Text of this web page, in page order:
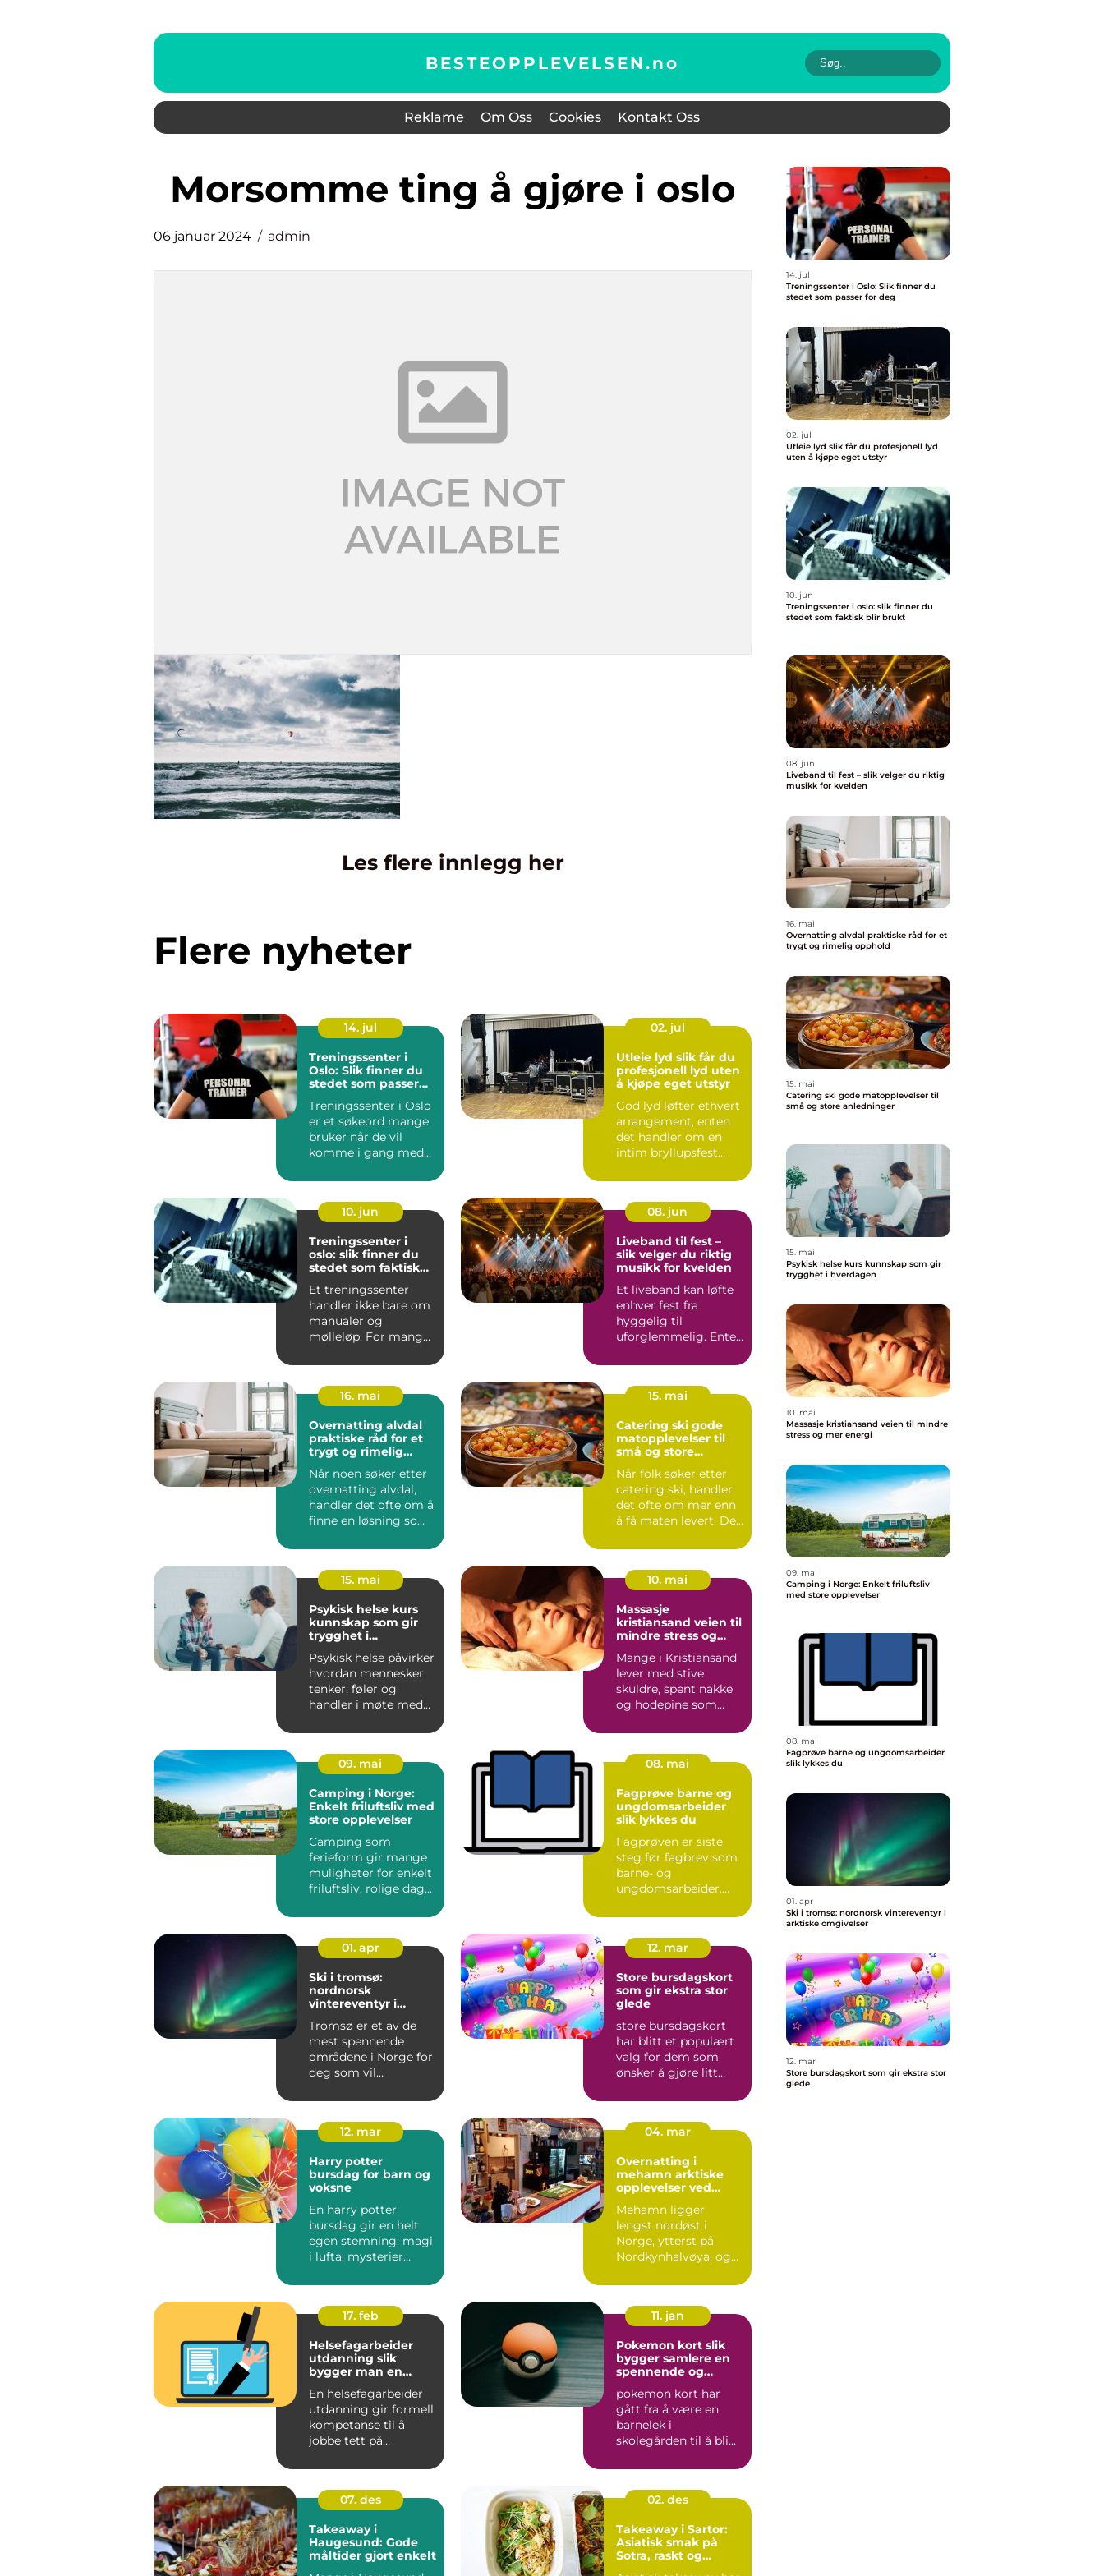
BESTEOPPLEVELSEN.no
Reklame Om Oss Cookies Kontakt Oss
morsomme ting å gjøre i oslo
06 januar 2024 admin
Les flere innlegg her
Flere nyheter
14. jul
Treningssenter i
Oslo: Slik finner du
stedet som passer
Treningssenter i Oslo
er et søkeord mange
bruker når de vil
komme i gang med
02. jul
Utleie lyd slik får du
profesjonell lyd uten
å kjøpe eget utstyr
God lyd løfter ethvert
arrangement, enten
det handler om en
intim bryllupsfest
10. jun
Treningssenter i
oslo: slik finner du
stedet som faktisk
Et treningssenter
handler ikke bare om
manualer og
mølleløp. For mange i
fast ho...
08. jun
Liveband til fest –
slik velger du riktig
musikk for kvelden
Et liveband kan løfte
enhver fest fra
hyggelig til
uforglemmelig. Enten
bry...
16. mai
Overnatting alvdal
praktiske råd for et
trygt og rimelig
Når noen søker etter
overnatting alvdal,
handler det ofte om å
finne en løsning som
15. mai
Catering ski gode
matopplevelser til
små og store
Når folk søker etter
catering ski, handler
det ofte om mer enn
å få maten levert. De
15. mai
Psykisk helse kurs
kunnskap som gir
trygghet i
Psykisk helse påvirker
hvordan mennesker
tenker, føler og
handler i møte med
un...
10. mai
Massasje
kristiansand veien til
mindre stress og
Mange i Kristiansand
lever med stive
skuldre, spent nakke
og hodepine som
igjen. Lan...
09. mai
Camping i Norge:
Enkelt friluftsliv med
store opplevelser
Camping som
ferieform gir mange
muligheter for enkelt
friluftsliv, rolige dager
08. mai
Fagprøve barne og
ungdomsarbeider
slik lykkes du
Fagprøven er siste
steg før fagbrev som
barne- og
ungdomsarbeider.
både spennende...
01. apr
Ski i tromsø:
nordnorsk
vintereventyr i
Tromsø er et av de
mest spennende
områdene i Norge for
deg som vil
rolig friluf...
12. mar
Store bursdagskort
som gir ekstra stor
glede
store bursdagskort
har blitt et populært
valg for dem som
ønsker å gjøre litt
bursdagsh...
12. mar
Harry potter
bursdag for barn og
voksne
En harry potter
bursdag gir en helt
egen stemning: magi
i lufta, mysterier
føl...
04. mar
Overnatting i
mehamn arktiske
opplevelser ved
Mehamn ligger
lengst nordøst i
Norge, ytterst på
Nordkynhalvøya, og
verdens nordligs...
17. feb
Helsefagarbeider
utdanning slik
bygger man en
En helsefagarbeider
utdanning gir formell
kompetanse til å
jobbe tett på
trenger hjelp...
11. jan
Pokemon kort slik
bygger samlere en
spennende og
pokemon kort har
gått fra å være en
barnelek i
skolegården til å bli
samlere i a...
07. des
Takeaway i
Haugesund: Gode
måltider gjort enkelt
02. des
Takeaway i Sartor:
Asiatisk smak på
Sotra, raskt og
14. jul
Treningssenter i Oslo: Slik finner du
stedet som passer for deg
02. jul
Utleie lyd slik får du profesjonell lyd
uten å kjøpe eget utstyr
10. jun
Treningssenter i oslo: slik finner du
stedet som faktisk blir brukt
08. jun
Liveband til fest – slik velger du riktig
musikk for kvelden
16. mai
Overnatting alvdal praktiske råd for et
trygt og rimelig opphold
15. mai
Catering ski gode matopplevelser til
små og store anledninger
15. mai
Psykisk helse kurs kunnskap som gir
trygghet i hverdagen
10. mai
Massasje kristiansand veien til mindre
stress og mer energi
09. mai
Camping i Norge: Enkelt friluftsliv
med store opplevelser
08. mai
Fagprøve barne og ungdomsarbeider
slik lykkes du
01. apr
Ski i tromsø: nordnorsk vintereventyr i
arktiske omgivelser
12. mar
Store bursdagskort som gir ekstra stor
glede